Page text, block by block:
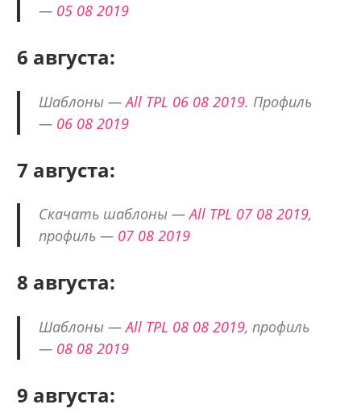
— 05 08 2019
6 августа:
Шаблоны —All TPL 06 08 2019. Профиль
— 06 08 2019
7 августа:
Скачать шаблоны —All TPL 07 08 2019,
профиль — 07 08 2019
8 августа:
Шаблоны —All TPL 08 08 2019, профиль
— 08 08 2019
9 августа: